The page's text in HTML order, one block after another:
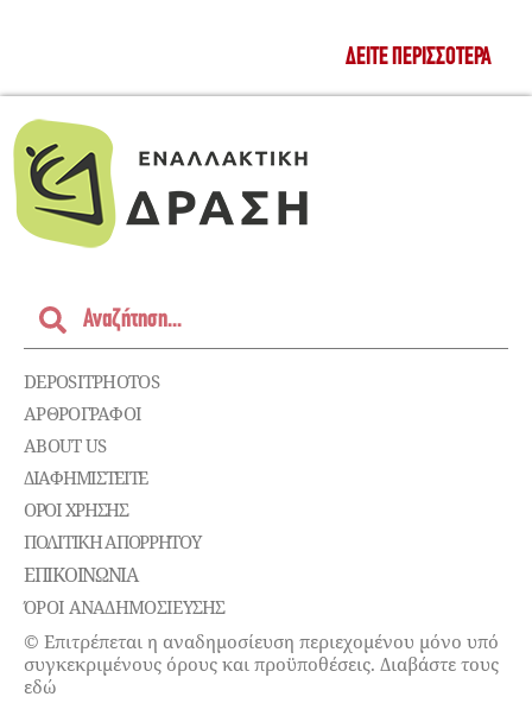
ΔΕΊΤΕ ΠΕΡΙΣΣΌΤΕΡΑ
DEPOSITPHOTOS
ΑΡΘΡΟΓΡΑΦΟΙ
ABOUT US
ΔΙΑΦΗΜΙΣΤΕΊΤΕ
ΌΡΟΙ ΧΡΉΣΗΣ
ΠΟΛΙΤΙΚΉ ΑΠΟΡΡΉΤΟΥ
ΕΠΙΚΟΙΝΩΝΊΑ
ΌΡΟΙ ΑΝΑΔΗΜΟΣΙΕΥΣΗΣ
© Επιτρέπεται η αναδημοσίευση περιεχομένου μόνο υπό
συγκεκριμένους όρους και προϋποθέσεις. Διαβάστε τους
εδώ